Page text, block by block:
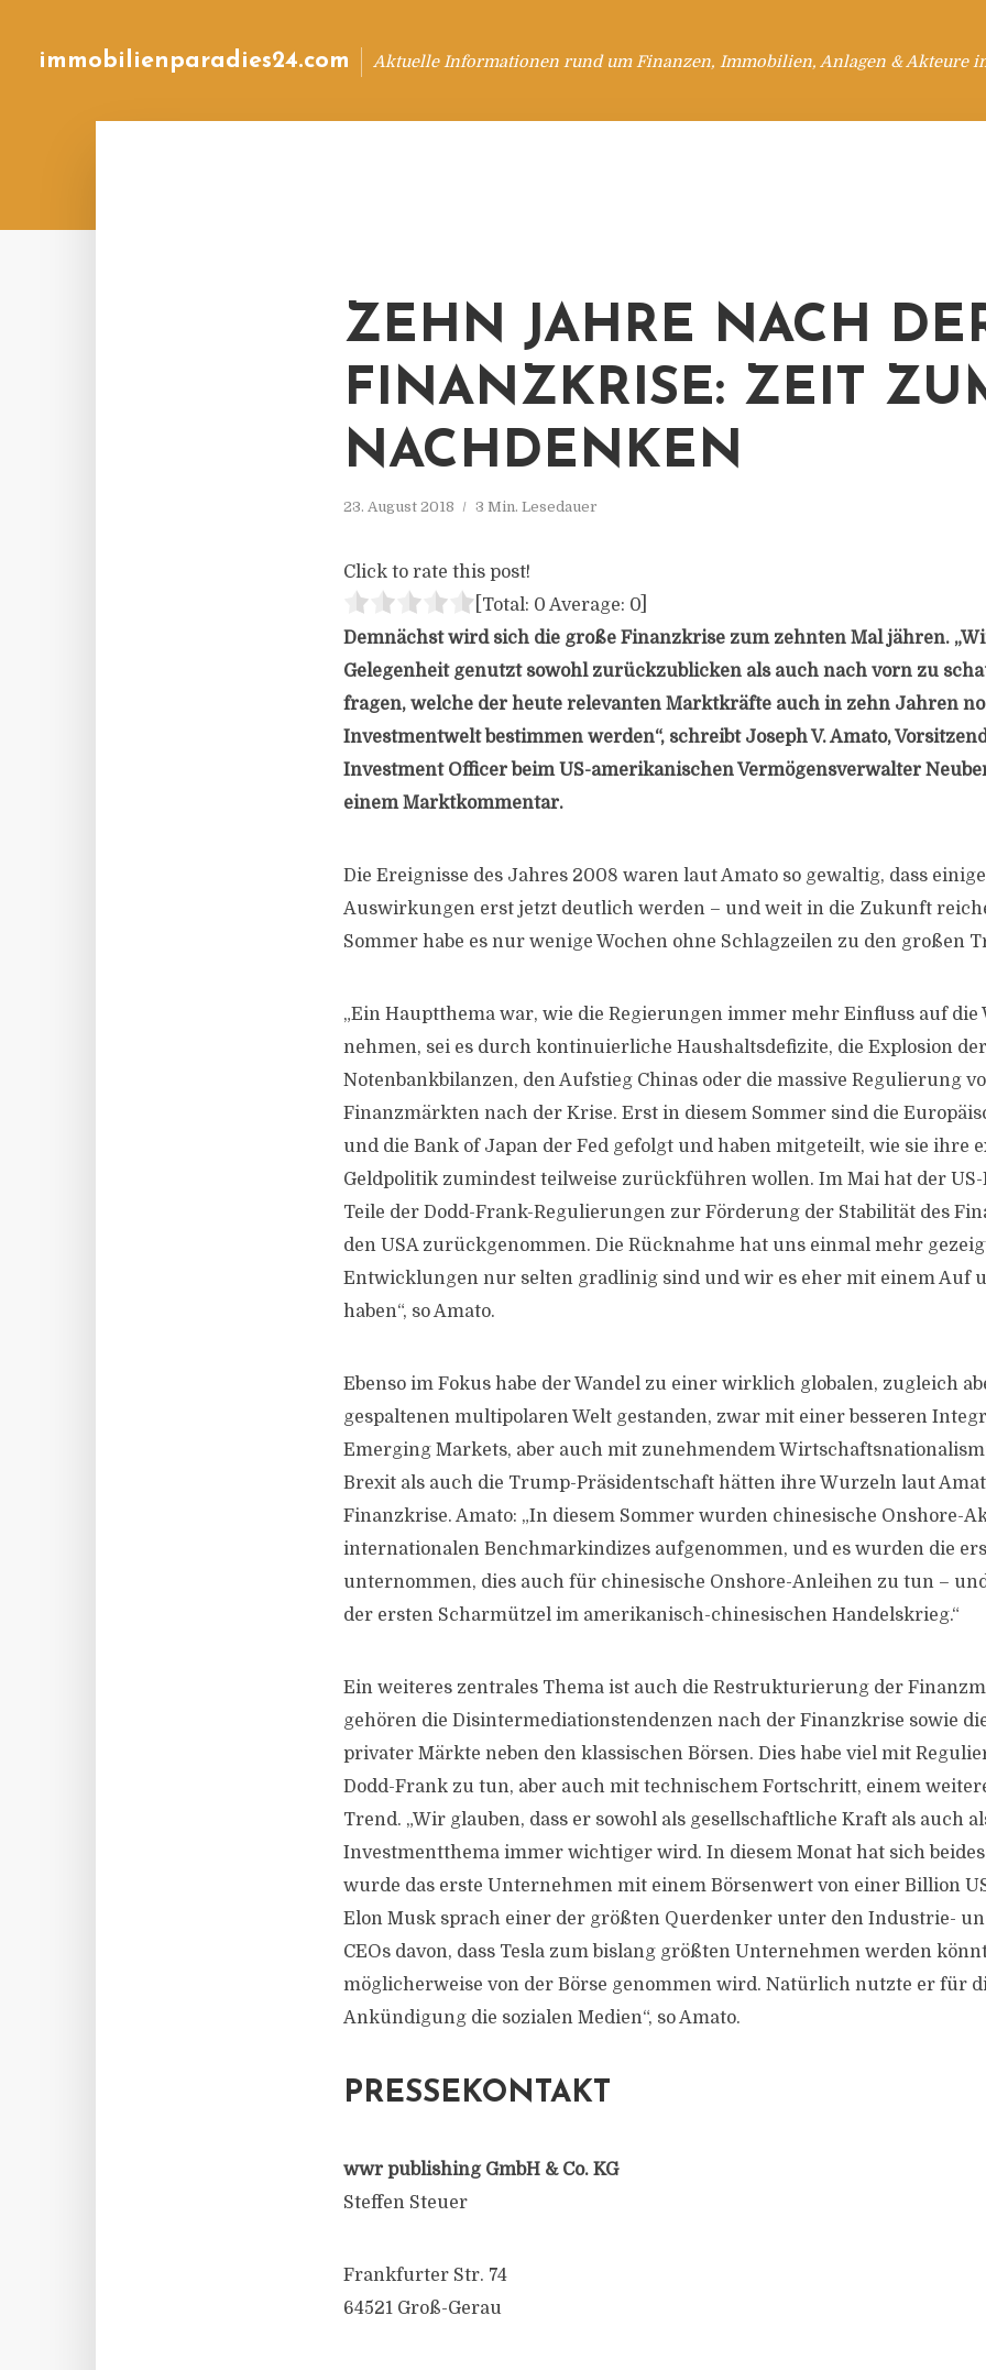
immobilienparadies24.com Aktuelle Informationen rund um Finanzen, Immobilien, Anlagen & Akteure
ZEHN JAHRE NACH
FINANZKRISE: ZEIT
NACHDENKEN
23. August 2018 3 Min. Lesedauer
Click to rate this post!
[Total: 0 Average: 0
Demnächst wird sich die große Finanzkrise zum zehnten Mal jähren.
Gelegenheit genutzt sowohl zurückzublicken als auch nach vorn zu
fragen, welche der heute relevanten Marktkräfte auch in zehn Jahren
Investmentwelt bestimmen werden“, schreibt Joseph V. Amato,
Investment Officer beim US-amerikanischen Vermögensverwalter
einem Marktkommentar.
Die Ereignisse des Jahres 2008 waren laut Amato so gewaltig, dass
Auswirkungen erst jetzt deutlich werden – und weit in die Zukunft
Sommer habe es nur wenige Wochen ohne Schlagzeilen zu den großen
„Ein Hauptthema war, wie die Regierungen immer mehr Einfluss auf
nehmen, sei es durch kontinuierliche Haushaltsdefizite, die Explosion der
Notenbankbilanzen, den Aufstieg Chinas oder die massive Regulierung
Finanzmärkten nach der Krise. Erst in diesem Sommer sind die
und die Bank of Japan der Fed gefolgt und haben mitgeteilt, wie sie ihre
Geldpolitik zumindest teilweise zurückführen wollen. Im Mai hat der US-
Teile der Dodd-Frank-Regulierungen zur Förderung der Stabilität des
den USA zurückgenommen. Die Rücknahme hat uns einmal mehr
Entwicklungen nur selten gradlinig sind und wir es eher mit einem Auf
haben“, so Amato.
Ebenso im Fokus habe der Wandel zu einer wirklich globalen, zugleich
gespaltenen multipolaren Welt gestanden, zwar mit einer besseren
Emerging Markets, aber auch mit zunehmendem
Brexit als auch die Trump-Präsidentschaft hätten ihre Wurzeln laut
Finanzkrise. Amato: „In diesem Sommer wurden chinesische Onshore-
internationalen Benchmarkindizes aufgenommen, und es wurden die
unternommen, dies auch für chinesische Onshore-Anleihen zu tun –
der ersten Scharmützel im amerikanisch-chinesischen Handelskrieg.“
Ein weiteres zentrales Thema ist auch die Restrukturierung der
gehören die Disintermediationstendenzen nach der Finanzkrise sowie
privater Märkte neben den klassischen Börsen. Dies habe viel mit
Dodd-Frank zu tun, aber auch mit technischem Fortschritt, einem
Trend. „Wir glauben, dass er sowohl als gesellschaftliche Kraft als auch
Investmentthema immer wichtiger wird. In diesem Monat hat sich
wurde das erste Unternehmen mit einem Börsenwert von einer Billion
Elon Musk sprach einer der größten Querdenker unter den Industrie-
CEOs davon, dass Tesla zum bislang größten Unternehmen werden
möglicherweise von der Börse genommen wird. Natürlich nutzte er für
Ankündigung die sozialen Medien“, so Amato.
PRESSEKONTAKT
wwr publishing GmbH & Co. KG
Steffen Steuer
Frankfurter Str. 74
64521 Groß-Gerau